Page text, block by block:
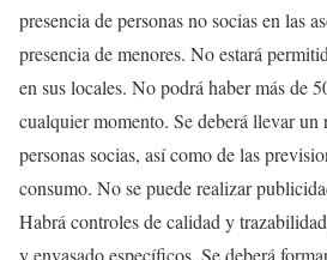
presencia de personas no socias en las
presencia de menores. No estará
en sus locales. No podrá haber más de
cualquier momento. Se deberá llevar un
personas socias, así como de las
consumo. No se puede realizar
Habrá controles de calidad y
y envasado específicos. Se deberá